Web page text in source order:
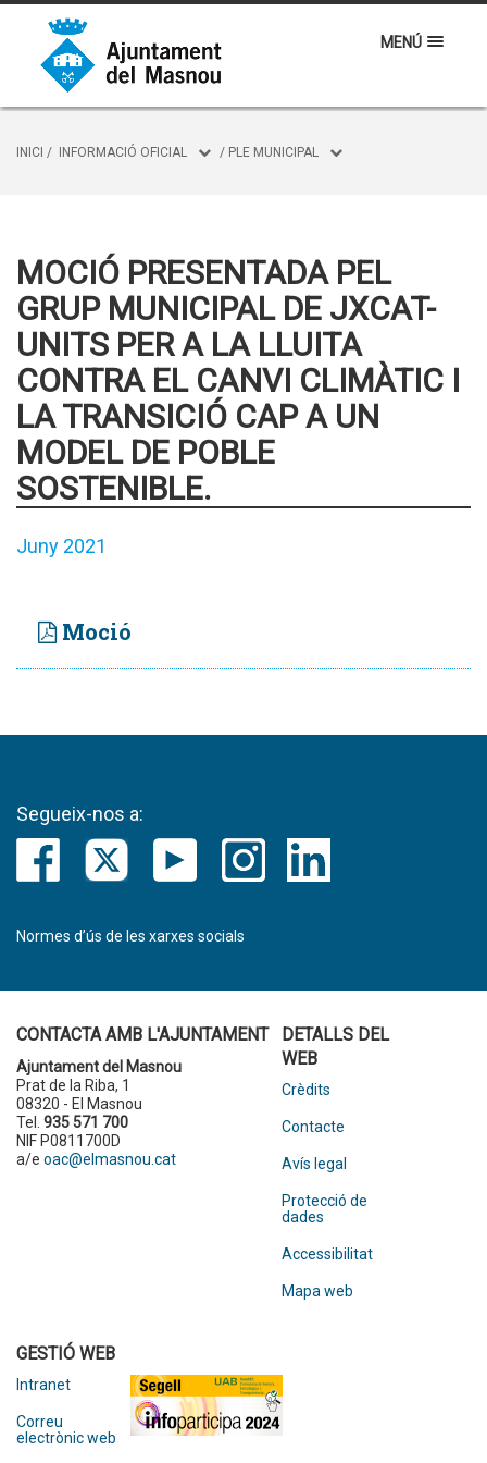
MENÚ
INICI / INFORMACIÓ OFICIAL / PLE MUNICIPAL
MOCIÓ PRESENTADA PEL
GRUP MUNICIPAL DE JXCAT-
UNITS PER A LA LLUITA
CONTRA EL CANVI CLIMÀTIC I
LA TRANSICIÓ CAP A UN
MODEL DE POBLE
SOSTENIBLE.
Juny 2021
Moció
Segueix-nos a:
Normes d’ús de les xarxes socials
CONTACTA AMB L'AJUNTAMENT
Ajuntament del Masnou
Prat de la Riba, 1
08320 - El Masnou
Tel. 935 571 700
NIF P0811700D
a/e oac@elmasnou.cat
DETALLS DEL
WEB
Crèdits
Contacte
Avís legal
Protecció de
dades
Accessibilitat
Mapa web
GESTIÓ WEB
Intranet
Correu
electrònic web